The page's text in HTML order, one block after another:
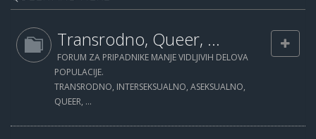
Transrodno, Queer, ...
FORUM ZA PRIPADNIKE MANJE VIDLJIVIH DELOVA
POPULACIJE.
TRANSRODNO, INTERSEKSUALNO, ASEKSUALNO,
QUEER, ...